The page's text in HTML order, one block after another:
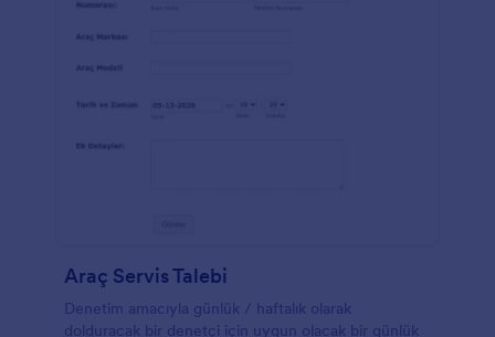
Araç Servis Talebi
Denetim amacıyla günlük / haftalık olarak
dolduracak bir denetçi için uygun olacak bir günlük